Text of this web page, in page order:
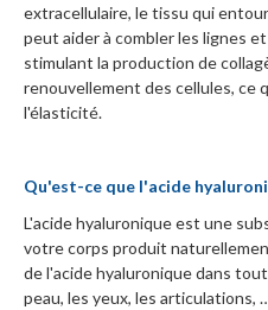
extracellulaire, le tissu qui
peut aider à combler les lignes
stimulant la production de
renouvellement des cellules, ce
l'élasticité.
Qu'est-ce que l'acide
L'acide hyaluronique est une
votre corps produit
de l'acide hyaluronique dans
peau, les yeux, les articulations,